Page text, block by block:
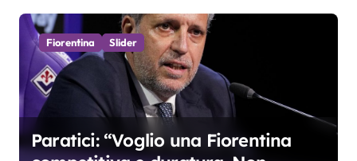
c
o
l
i
Fiorentina Slider
Paratici: “Voglio una Fiorentina